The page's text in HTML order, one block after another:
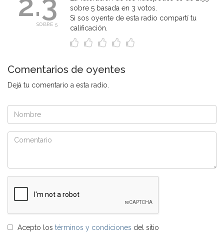
SOBRE 5
sobre 5 basada en 3 votos.
Si sos oyente de esta radio compartí tu
calificación.
Comentarios de oyentes
Dejá tu comentario a esta radio.
Acepto los términos y condiciones del sitio